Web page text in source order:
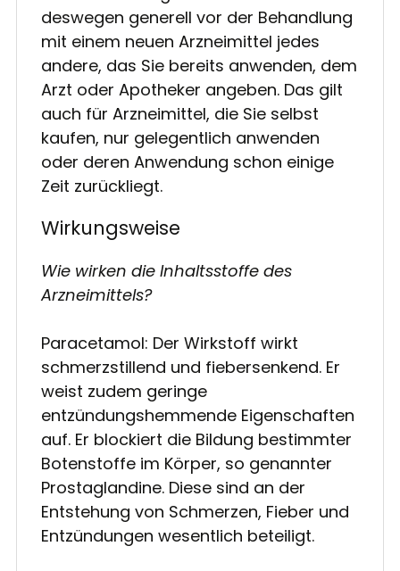
deswegen generell vor der Behandlung
mit einem neuen Arzneimittel jedes
andere, das Sie bereits anwenden, dem
Arzt oder Apotheker angeben. Das gilt
auch für Arzneimittel, die Sie selbst
kaufen, nur gelegentlich anwenden
oder deren Anwendung schon einige
Zeit zurückliegt.
Wirkungsweise
Wie wirken die Inhaltsstoffe des
Arzneimittels?
Paracetamol: Der Wirkstoff wirkt
schmerzstillend und fiebersenkend. Er
weist zudem geringe
entzündungshemmende Eigenschaften
auf. Er blockiert die Bildung bestimmter
Botenstoffe im Körper, so genannter
Prostaglandine. Diese sind an der
Entstehung von Schmerzen, Fieber und
Entzündungen wesentlich beteiligt.